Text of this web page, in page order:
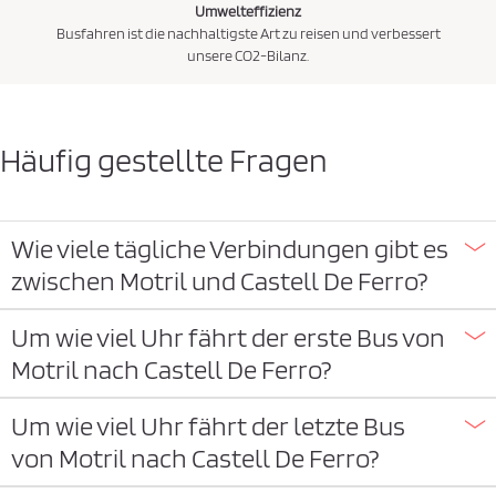
Umwelteffizienz
Busfahren ist die nachhaltigste Art zu reisen und verbessert
unsere CO2-Bilanz.
Häufig gestellte Fragen
Wie viele tägliche Verbindungen gibt es
zwischen Motril und Castell De Ferro?
Um wie viel Uhr fährt der erste Bus von
Motril nach Castell De Ferro?
Um wie viel Uhr fährt der letzte Bus
von Motril nach Castell De Ferro?